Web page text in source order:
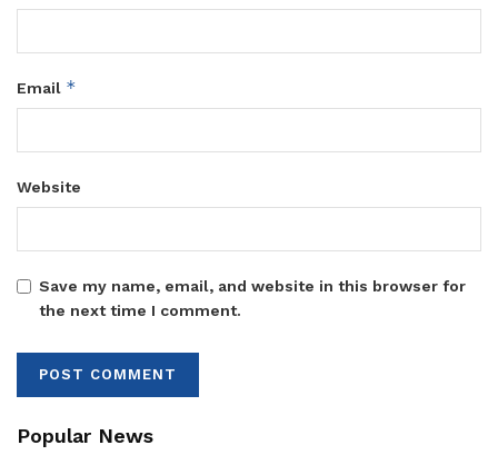
Email *
Website
Save my name, email, and website in this browser for
the next time I comment.
Popular News